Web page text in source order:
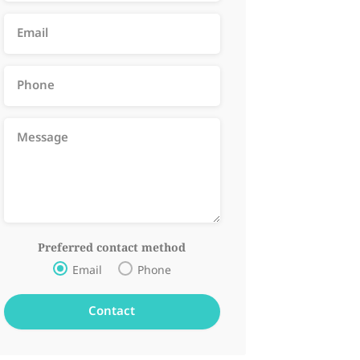
Preferred contact method
Email Phone